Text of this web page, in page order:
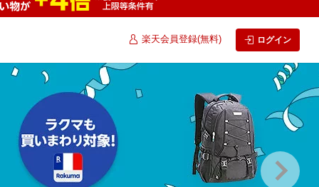
楽天会員登録(無料) ログイン